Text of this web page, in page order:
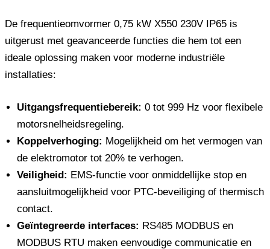
De frequentieomvormer 0,75 kW X550 230V IP65 is
uitgerust met geavanceerde functies die hem tot een
ideale oplossing maken voor moderne industriële
installaties:
Uitgangsfrequentiebereik: 0 tot 999 Hz voor flexibele
motorsnelheidsregeling.
Koppelverhoging: Mogelijkheid om het vermogen van
de elektromotor tot 20% te verhogen.
Veiligheid: EMS-functie voor onmiddellijke stop en
aansluitmogelijkheid voor PTC-beveiliging of thermisch
contact.
Geïntegreerde interfaces: RS485 MODBUS en
MODBUS RTU maken eenvoudige communicatie en